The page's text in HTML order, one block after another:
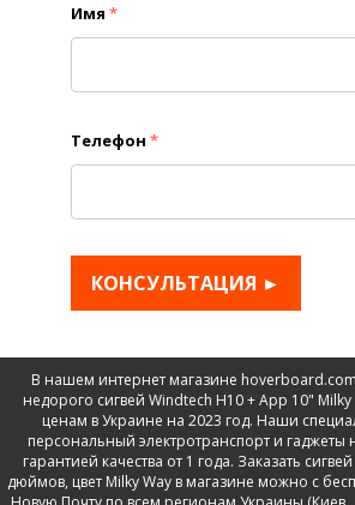
Имя *
Телефон *
КОНСУЛЬТАЦИЯ ►
В нашем интернет магазине
недорого сигвей Windtech H10 + App 10"
ценам в Украине на 2023 год. Наши
персональный электротранспорт и гаджеты
гарантией качества от 1 года. Заказать
дюймов, цвет Milky Way в магазине можно с